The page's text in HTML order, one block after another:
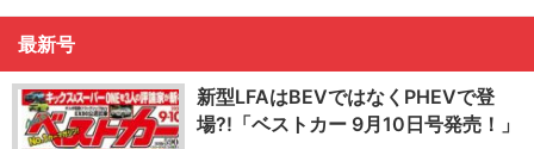
最新号
新型LFAはBEVではなくPHEVで登
場?!「ベストカー 9月10日号発売！」